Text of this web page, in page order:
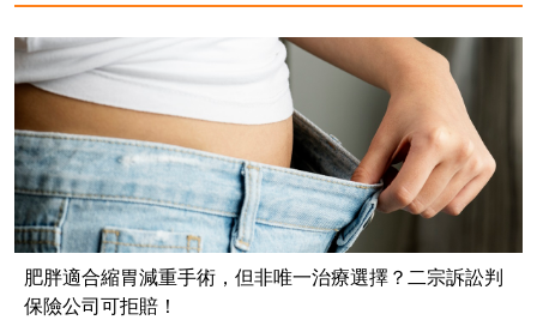
肥胖適合縮胃減重手術，但非唯一治療選擇？二宗訴訟判
保險公司可拒賠！